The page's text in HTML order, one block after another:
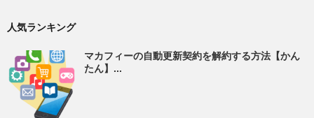
人気ランキング
マカフィーの自動更新契約を解約する方法【かん
たん】...